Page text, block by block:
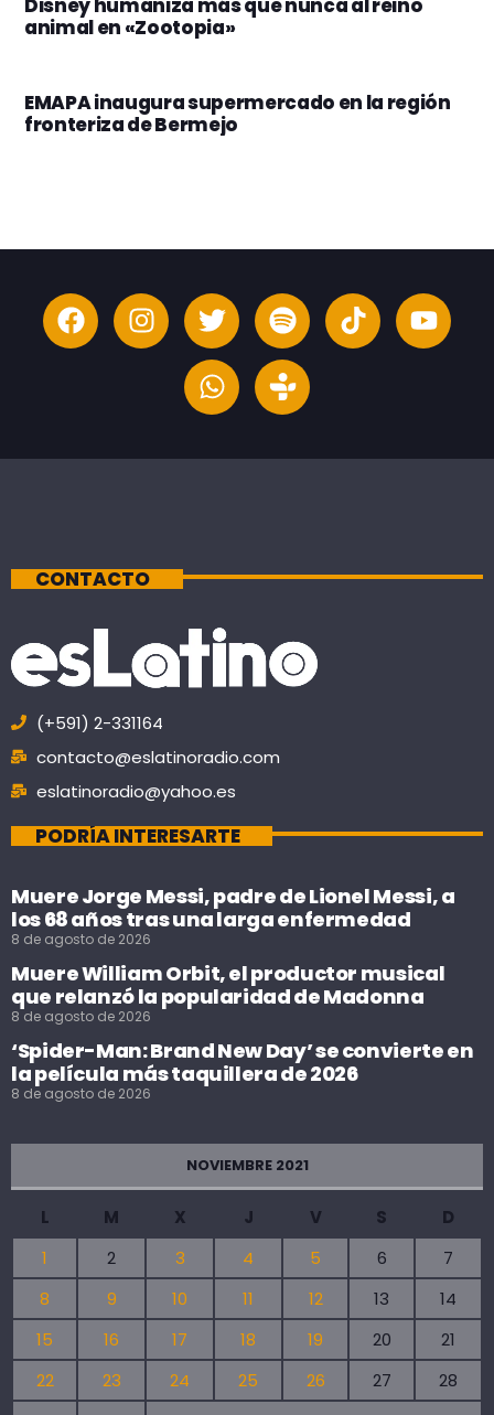
Disney humaniza más que nunca al reino
animal en «Zootopia»
EMAPA inaugura supermercado en la región
fronteriza de Bermejo
CONTACTO
(+591) 2-331164
contacto@eslatinoradio.com
eslatinoradio@yahoo.es
PODRÍA INTERESARTE
Muere Jorge Messi, padre de Lionel Messi, a
los 68 años tras una larga enfermedad
8 de agosto de 2026
Muere William Orbit, el productor musical
que relanzó la popularidad de Madonna
8 de agosto de 2026
‘Spider-Man: Brand New Day’ se convierte en
la película más taquillera de 2026
8 de agosto de 2026
NOVIEMBRE 2021
L M X J V S
D
1
2 3 4 5 6
7
8
9 10 11 12 13
14
15
16 17 18 19 20
21
22
23 24 25 26 27
28